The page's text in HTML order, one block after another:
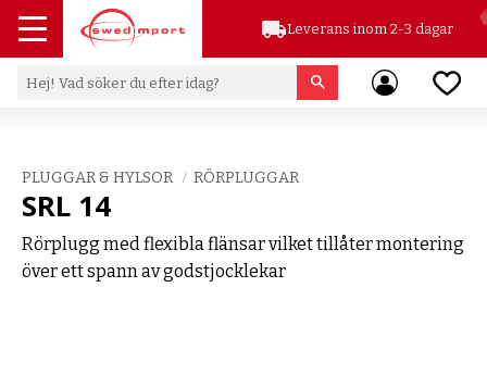
Meny
local_shippingLeverans inom 2-3 dagar
PLUGGAR & HYLSOR RÖRPLUGGAR
SRL 14
Rörplugg med flexibla flänsar vilket tillåter montering
över ett spann av godstjocklekar